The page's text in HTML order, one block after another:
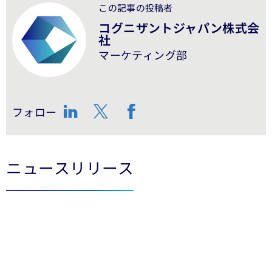
この記事の投稿者
コグニザントジャパン株式会
社
マーケティング部
フォロー
ニュースリリース